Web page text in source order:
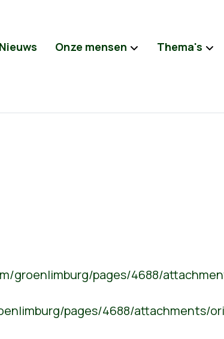
Nieuws Onze mensen Thema's
groenlimburg/pages/4688/
pages/4688/attachments/